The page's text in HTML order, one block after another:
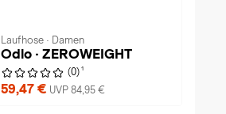
Laufhose · Damen
Odlo · ZEROWEIGHT
(0) 1
59,47 € UVP 84,95 €